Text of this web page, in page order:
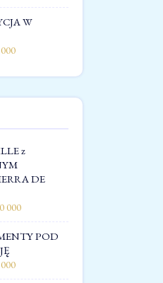
W
z
DE
000
POD